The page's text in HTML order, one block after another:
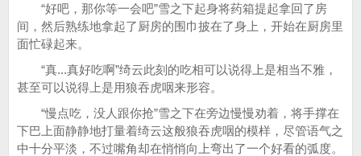
“好吧，那你等一会吧”雪之下起身将药箱提起拿回了房
间，然后熟练地拿起了厨房的围巾披在了身上，开始在厨房里
面忙碌起来。
“真...真好吃啊”绮云此刻的吃相可以说得上是相当不雅，
甚至可以说得上是用狼吞虎咽来形容。
“慢点吃，没人跟你抢”雪之下在旁边慢慢劝着，将手撑在
下巴上面静静地打量着绮云这般狼吞虎咽的模样，尽管语气之
中十分平淡，不过嘴角却在悄悄向上弯出了一个好看的弧度。